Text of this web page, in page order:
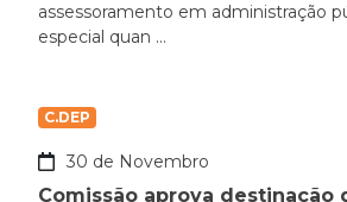
assessoramento em administração
especial quan ...
C.DEP
30 de Novembro
Comissão aprova destinação